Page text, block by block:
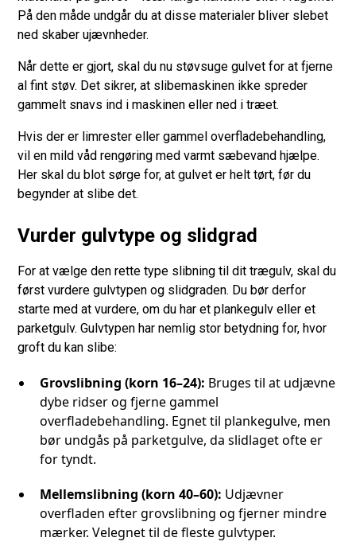
På den måde undgår du at disse materialer bliver slebet
ned skaber ujævnheder.
Når dette er gjort, skal du nu støvsuge gulvet for at fjerne
al fint støv. Det sikrer, at slibemaskinen ikke spreder
gammelt snavs ind i maskinen eller ned i træet.
Hvis der er limrester eller gammel overfladebehandling,
vil en mild våd rengøring med varmt sæbevand hjælpe.
Her skal du blot sørge for, at gulvet er helt tørt, før du
begynder at slibe det.
Vurder gulvtype og slidgrad
For at vælge den rette type slibning til dit trægulv, skal du
først vurdere gulvtypen og slidgraden. Du bør derfor
starte med at vurdere, om du har et plankegulv eller et
parketgulv. Gulvtypen har nemlig stor betydning for, hvor
groft du kan slibe:
Grovslibning (korn 16–24): Bruges til at udjævne
dybe ridser og fjerne gammel
overfladebehandling. Egnet til plankegulve, men
bør undgås på parketgulve, da slidlaget ofte er
for tyndt.
Mellemslibning (korn 40–60): Udjævner
overfladen efter grovslibning og fjerner mindre
mærker. Velegnet til de fleste gulvtyper.